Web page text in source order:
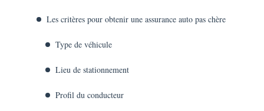
Les critères pour obtenir une assurance auto pas chère
Type de véhicule
Lieu de stationnement
Profil du conducteur